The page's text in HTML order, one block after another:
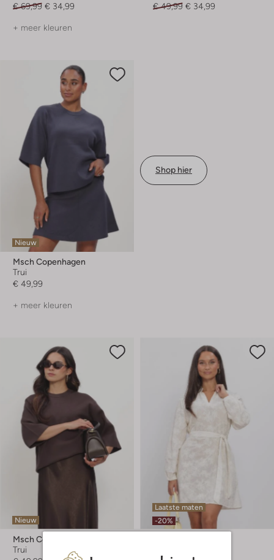
€ 69,99 € 34,99
+ meer kleuren
€ 49,99 € 34,99
Nieuw
Msch Copenhagen
Trui
€ 49,99
+ meer kleuren
Shop hier
Nieuw
Msch Copenhagen
Trui
Laatste maten
-20%